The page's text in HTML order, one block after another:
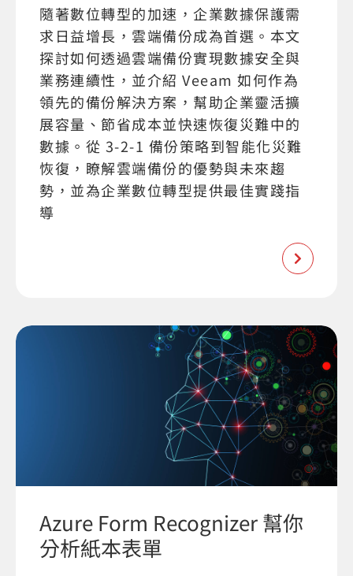
隨著數位轉型的加速，企業數據保護需
求日益增長，雲端備份成為首選。本文
探討如何透過雲端備份實現數據安全與
業務連續性，並介紹 Veeam 如何作為
領先的備份解決方案，幫助企業靈活擴
展容量、節省成本並快速恢復災難中的
數據。從 3-2-1 備份策略到智能化災難
恢復，瞭解雲端備份的優勢與未來趨
勢，並為企業數位轉型提供最佳實踐指
導
Azure Form Recognizer 幫你
分析紙本表單